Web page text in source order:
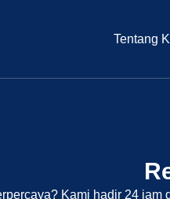
Tentang
Kami hadir 24